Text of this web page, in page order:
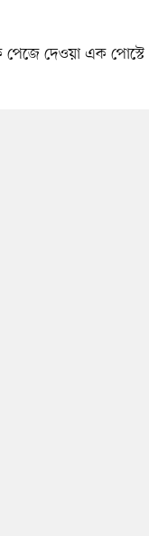
পেজে দেওয়া এক